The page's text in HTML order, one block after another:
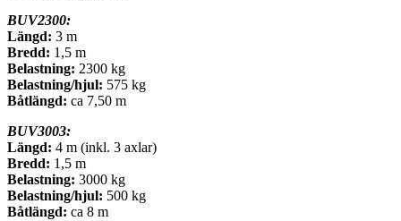
BUV2300:
Längd: 3 m
Bredd: 1,5 m
Belastning: 2300 kg
Belastning/hjul: 575 kg
Båtlängd: ca 7,50 m
BUV3003:
Längd: 4 m (inkl. 3 axlar)
Bredd: 1,5 m
Belastning: 3000 kg
Belastning/hjul: 500 kg
Båtlängd: ca 8 m